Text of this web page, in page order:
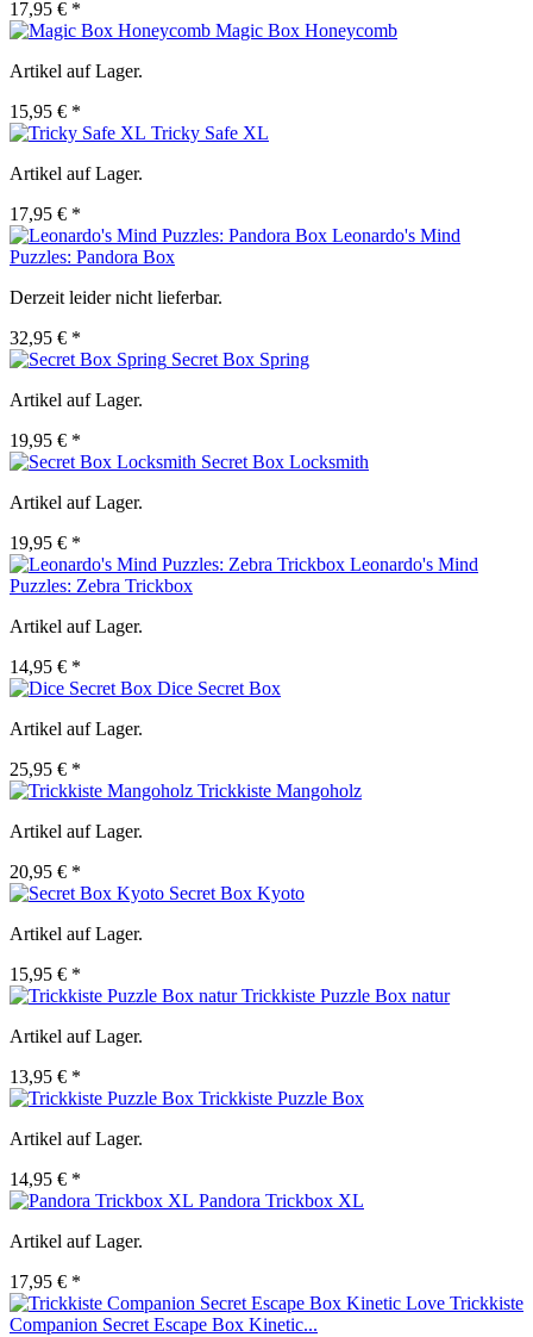
17,95 € *
Magic Box Honeycomb
Artikel auf Lager.
15,95 € *
Tricky Safe XL
Artikel auf Lager.
17,95 € *
Leonardo's Mind
Puzzles: Pandora Box
Derzeit leider nicht lieferbar.
32,95 € *
Secret Box Spring
Artikel auf Lager.
19,95 € *
Secret Box Locksmith
Artikel auf Lager.
19,95 € *
Leonardo's Mind
Puzzles: Zebra Trickbox
Artikel auf Lager.
14,95 € *
Dice Secret Box
Artikel auf Lager.
25,95 € *
Trickkiste Mangoholz
Artikel auf Lager.
20,95 € *
Secret Box Kyoto
Artikel auf Lager.
15,95 € *
Trickkiste Puzzle Box natur
Artikel auf Lager.
13,95 € *
Trickkiste Puzzle Box
Artikel auf Lager.
14,95 € *
Pandora Trickbox XL
Artikel auf Lager.
17,95 € *
Trickkiste
Companion Secret Escape Box Kinetic...